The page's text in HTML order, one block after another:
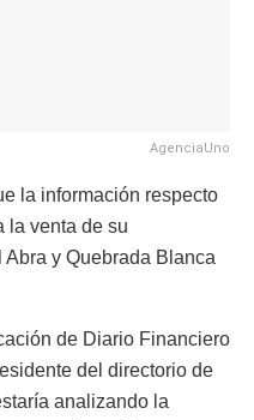
AgenciaUno
la información respecto
la venta de su
y Quebrada Blanca
de Diario Financiero
del directorio de
analizando la